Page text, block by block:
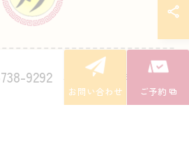
9292
お問い合わせ ご予約
中華市場 炒 ALL RIGHTS RESERVED.